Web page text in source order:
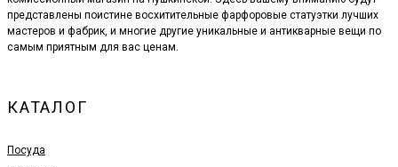
представлены поистине восхитительные фарфоровые статуэтки лучших
мастеров и фабрик, и многие другие уникальные и антикварные вещи по
самым приятным для вас ценам.
КАТАЛОГ
Посуда